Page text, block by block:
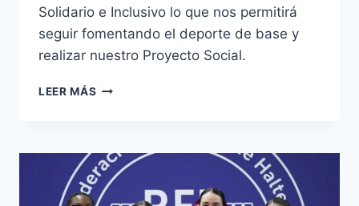
Solidario e Inclusivo lo que nos permitirá
seguir fomentando el deporte de base y
realizar nuestro Proyecto Social.
LEER MÁS XIII
SOLIDARIO
E
INCLUSIVO